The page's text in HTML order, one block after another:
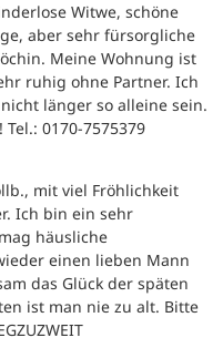
Witwe, schöne
aber sehr fürsorgliche
Meine Wohnung ist
ruhig ohne Partner. Ich
länger so alleine sein.
0170-7575379
mit viel Fröhlichkeit
Ich bin ein sehr
häusliche
einen lieben Mann
das Glück der späten
ist man nie zu alt. Bitte